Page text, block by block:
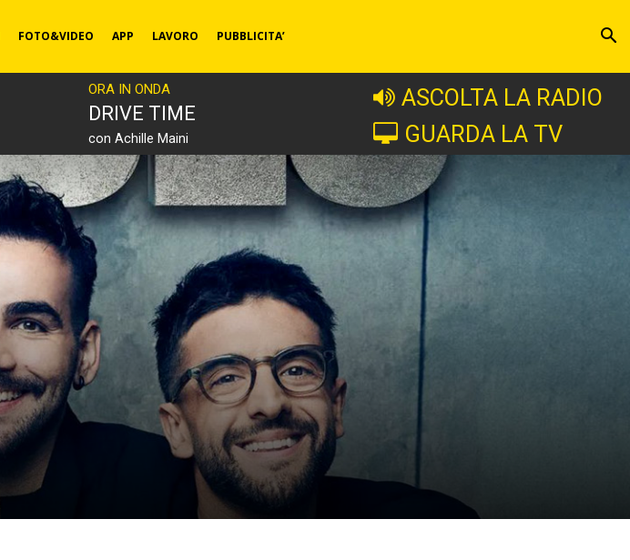
FOTO&VIDEO APP LAVORO PUBBLICITA’
ORA IN ONDA
DRIVE TIME
con Achille Maini
ASCOLTA LA RADIO
GUARDA LA TV